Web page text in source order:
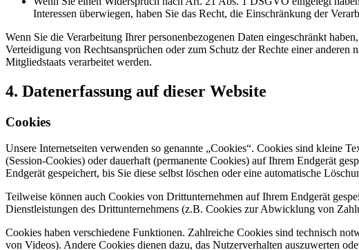
Interessen überwiegen, haben Sie das Recht, die Einschränkung der
Wenn Sie die Verarbeitung Ihrer personenbezogenen Daten eingeschränkt
Verteidigung von Rechtsansprüchen oder zum Schutz der Rechte einer
Mitgliedstaats verarbeitet werden.
4. Datenerfassung auf dieser Website
Cookies
Unsere Internetseiten verwenden so genannte „Cookies“. Cookies sind kleine
(Session-Cookies) oder dauerhaft (permanente Cookies) auf Ihrem Endgerät
Endgerät gespeichert, bis Sie diese selbst löschen oder eine automatische
Teilweise können auch Cookies von Drittunternehmen auf Ihrem Endgerät
Dienstleistungen des Drittunternehmens (z.B. Cookies zur Abwicklung von
Cookies haben verschiedene Funktionen. Zahlreiche Cookies sind technisch
von Videos). Andere Cookies dienen dazu, das Nutzerverhalten auszuwerten